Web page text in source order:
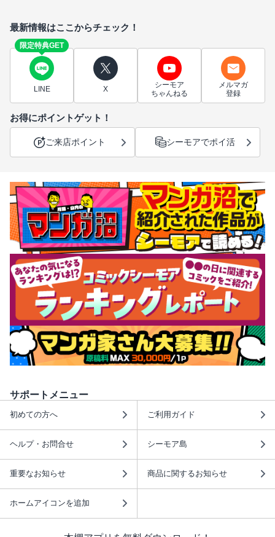
最新情報はここからチェック！
限定特典GET
LINE X
シーモア
ちゃんねる
メルマガ
登録
お得にポイントゲット！
ご来店ポイント シーモアでポイ活
サポートメニュー
初めての方へ ご利用ガイド
ヘルプ・お問合せ シーモア島
重要なお知らせ 商品に関するお知らせ
ホームアイコンを追加